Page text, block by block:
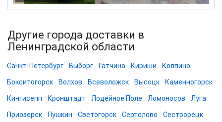
Другие города доставки в
Ленинградской области
Санкт-Петербург Выборг Гатчина Кириши Колпино
Бокситогорск Волхов Всеволожск Высоцк Каменногорск
Кингисепп Кронштадт Лодейное Поле Ломоносов Луга
Приозерск Пушкин Светогорск Сертолово Сестрорецк